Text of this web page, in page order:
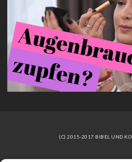
(C) 2015-2017 BIBEL UND